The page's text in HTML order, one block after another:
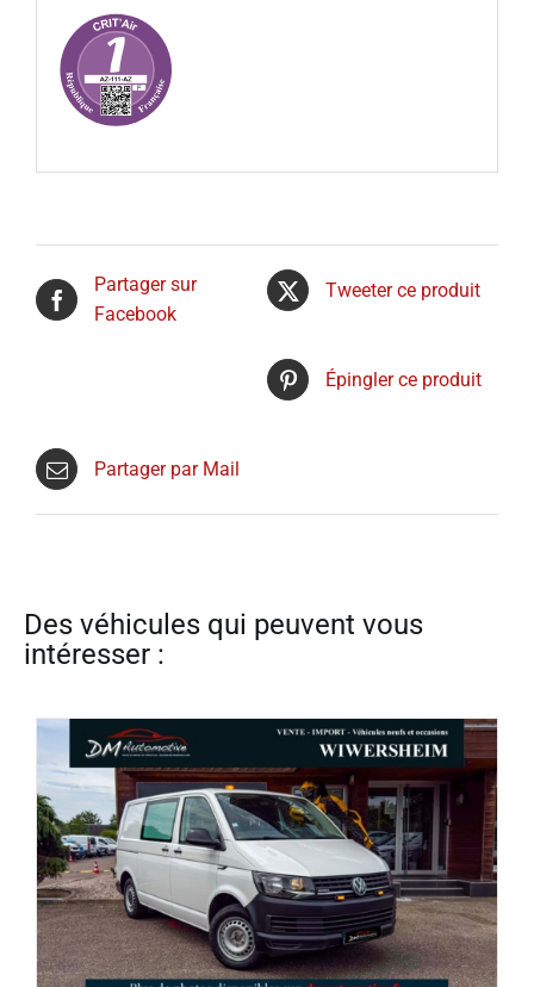
Partager sur
Facebook
Tweeter ce produit
Épingler ce produit
Partager par Mail